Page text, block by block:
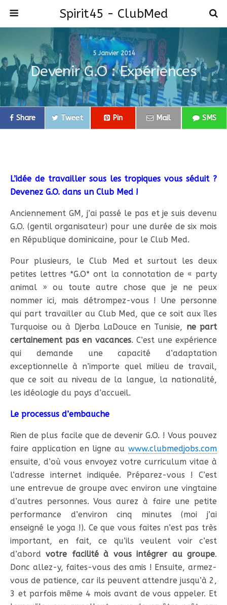
Spirit45 - ClubMed
5 Janvier 2014
Devenir G.O : Expériences
Share Tweet Pin Mail SMS
L’idée de travailler sous les tropiques vous séduit ?
Devenez G.O. dans un Club Med !
Anciennement GM, j’ai passé le pas et je suis devenu
G.O. (gentil organisateur) pour une durée de six mois
en République dominicaine, pour le Club Med.
Pour plusieurs, le Club Med et surtout les deux
petites lettres *G.O* ont la connotation de « party
animal » ou toute autre chose que je ne peux
nommer ici, mais détrompez-vous ! Une personne
qui part travailler au Club Med, que ce soit aux îles
Turquoise ou à Djerba LaDouce en Tunisie, ne part
certainement pas en vacances. C’est une expérience
qui demande une capacité d’adaptation
exceptionnelle à n’importe quel milieu de travail,
que ce soit au niveau de la langue, la nationalité,
les idéologie du pays d’accueil.
Le processus d’embauche
Rien de plus facile que de devenir G.O. ! Vous pouvez
faire application en ligne au www.clubmedjobs.com
ensuite, d’où vous envoyez votre curriculum vitae à
l’adresse internet indiquée. Préparez-vous ! C’est
une entrevue de groupe avec environ une vingtaine
d’autres personnes. Vous aurez à faire une petite
performance d’environ cinq minutes (moi j’ai
enseigné le yoga !). Ce que vous faites n’est pas très
important, en fait, ce qu’ils veulent voir c’est
d’abordvotre facilité à vous intégrer au groupe.
Donc allez-y, faites-vous des amis ! Ensuite, armez-
vous de patience, car ils peuvent attendre jusqu’à 2,
3 et parfois même 4 mois avant de vous appeler. Et